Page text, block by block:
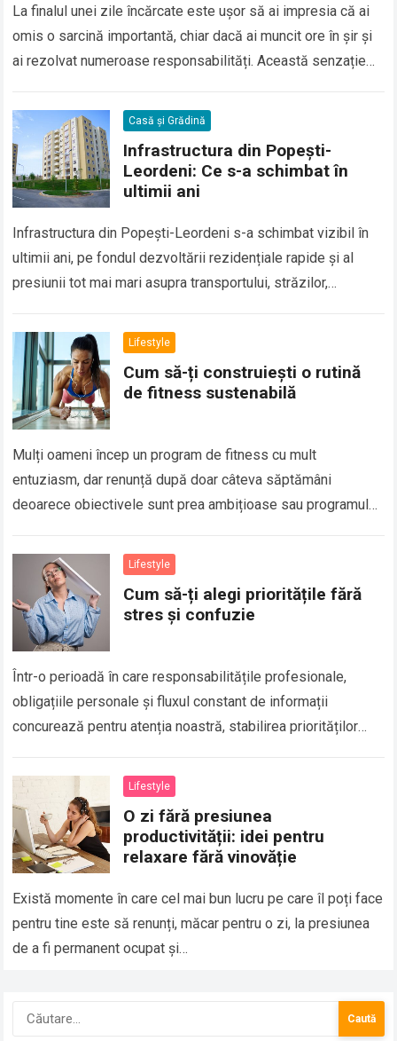
La finalul unei zile încărcate este ușor să ai impresia că ai
omis o sarcină importantă, chiar dacă ai muncit ore în șir și
ai rezolvat numeroase responsabilități. Această senzație…
Casă și Grădină
Infrastructura din Popești-
Leordeni: Ce s-a schimbat în
ultimii ani
Infrastructura din Popești-Leordeni s-a schimbat vizibil în
ultimii ani, pe fondul dezvoltării rezidențiale rapide și al
presiunii tot mai mari asupra transportului, străzilor,
Lifestyle
Cum să-ți construiești o rutină
de fitness sustenabilă
Mulți oameni încep un program de fitness cu mult
entuziasm, dar renunță după doar câteva săptămâni
deoarece obiectivele sunt prea ambițioase sau programul
Lifestyle
Cum să-ți alegi prioritățile fără
stres și confuzie
Într-o perioadă în care responsabilitățile profesionale,
obligațiile personale și fluxul constant de informații
concurează pentru atenția noastră, stabilirea priorităților
importanța și…
Lifestyle
O zi fără presiunea
productivității: idei pentru
relaxare fără vinovăție
Există momente în care cel mai bun lucru pe care îl poți face
pentru tine este să renunți, măcar pentru o zi, la presiunea
de a fi permanent ocupat și…
Caută